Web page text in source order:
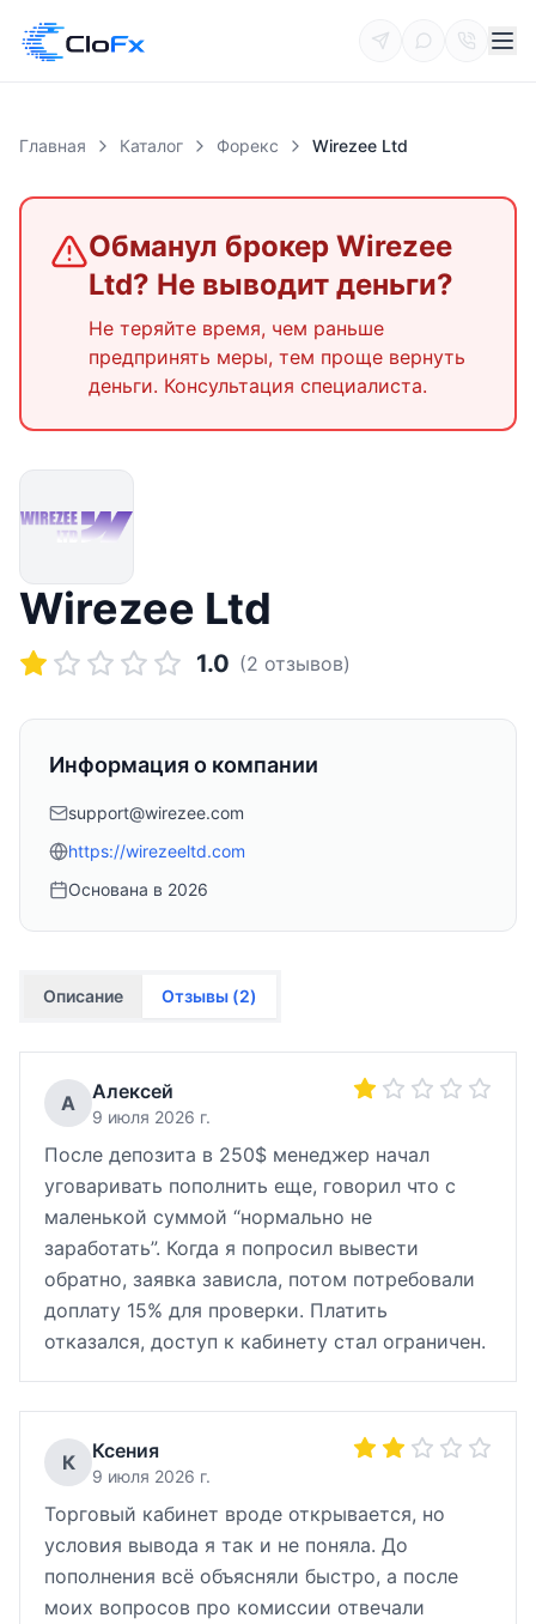
Главная Каталог Форекс Wirezee Ltd
Обманул брокер Wirezee
Ltd? Не выводит деньги?
Не теряйте время, чем раньше
предпринять меры, тем проще вернуть
деньги. Консультация специалиста.
Wirezee Ltd
1.0 (2 отзывов)
Информация о компании
support@wirezee.com
https://wirezeeltd.com
Основана в 2026
Описание Отзывы (2)
А Алексей
9 июля 2026 г.
После депозита в 250$ менеджер начал
уговаривать пополнить еще, говорил что с
маленькой суммой “нормально не
заработать”. Когда я попросил вывести
обратно, заявка зависла, потом потребовали
доплату 15% для проверки. Платить
отказался, доступ к кабинету стал ограничен.
К Ксения
9 июля 2026 г.
Торговый кабинет вроде открывается, но
условия вывода я так и не поняла. До
пополнения всё объясняли быстро, а после
моих вопросов про комиссии отвечали